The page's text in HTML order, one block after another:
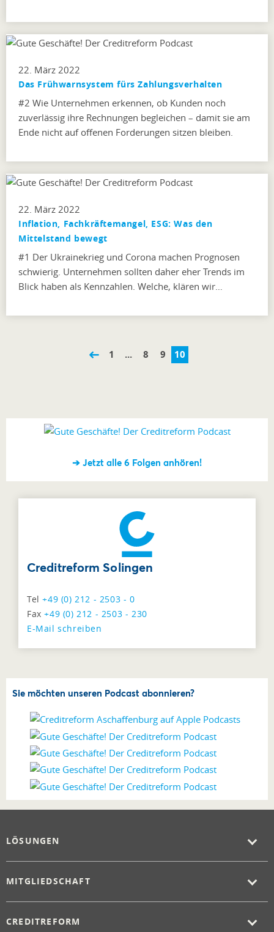
22. März 2022
Das Frühwarnsystem fürs Zahlungsverhalten
#2 Wie Unternehmen erkennen, ob Kunden noch
zuverlässig ihre Rechnungen begleichen – damit sie am
Ende nicht auf offenen Forderungen sitzen bleiben.
22. März 2022
Inflation, Fachkräftemangel, ESG: Was den
Mittelstand bewegt
#1 Der Ukrainekrieg und Corona machen Prognosen
schwierig. Unternehmen sollten daher eher Trends im
Blick haben als Kennzahlen. Welche, klären wir…
1 ... 8 9 10
➔ Jetzt alle 6 Folgen anhören!
Creditreform Solingen
Tel+49 (0) 212 - 2503 - 0
Fax+49 (0) 212 - 2503 - 230
E-Mail schreiben
Sie möchten unseren Podcast abonnieren?
LÖSUNGEN
MITGLIEDSCHAFT
CREDITREFORM